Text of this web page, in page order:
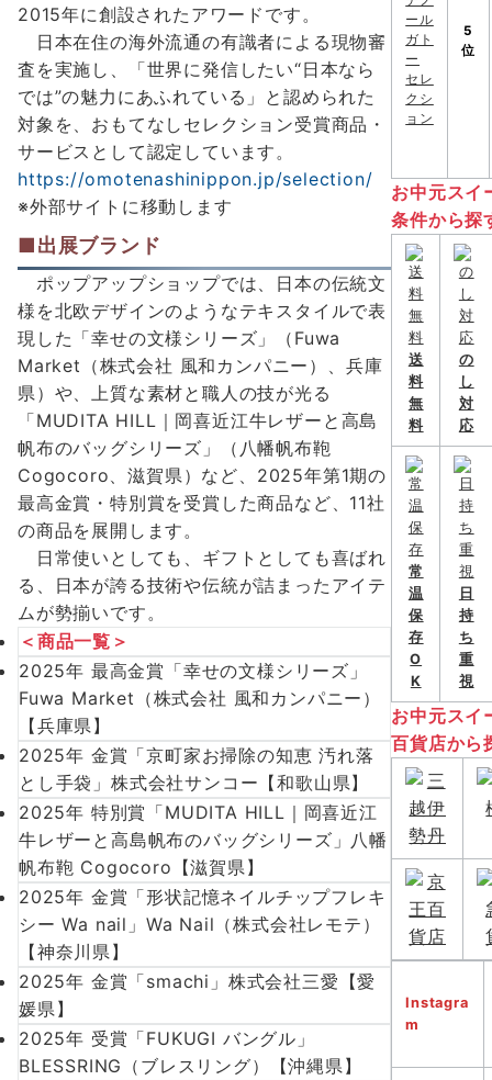
2015年に創設されたアワードです。
日本在住の海外流通の有識者による現物審
査を実施し、「世界に発信したい“日本なら
では”の魅力にあふれている」と認められた
対象を、おもてなしセレクション受賞商品・
サービスとして認定しています。
https://omotenashinippon.jp/selection/
※外部サイトに移動します
■出展ブランド
ポップアップショップでは、日本の伝統文
様を北欧デザインのようなテキスタイルで表
現した「幸せの文様シリーズ」（Fuwa
Market（株式会社 風和カンパニー）、兵庫
県）や、上質な素材と職人の技が光る
「MUDITA HILL｜岡喜近江牛レザーと高島
帆布のバッグシリーズ」（八幡帆布鞄
Cogocoro、滋賀県）など、2025年第1期の
最高金賞・特別賞を受賞した商品など、11社
の商品を展開します。
日常使いとしても、ギフトとしても喜ばれ
る、日本が誇る技術や伝統が詰まったアイテ
ムが勢揃いです。
＜商品一覧＞
2025年 最高金賞「幸せの文様シリーズ」
Fuwa Market（株式会社 風和カンパニー）
【兵庫県】
2025年 金賞「京町家お掃除の知恵 汚れ落
とし手袋」株式会社サンコー【和歌山県】
2025年 特別賞「MUDITA HILL｜岡喜近江
牛レザーと高島帆布のバッグシリーズ」八幡
帆布鞄 Cogocoro【滋賀県】
2025年 金賞「形状記憶ネイルチップフレキ
シー Wa nail」Wa Nail（株式会社レモテ）
【神奈川県】
2025年 金賞「smachi」株式会社三愛【愛
媛県】
2025年 受賞「FUKUGI バングル」
BLESSRING（ブレスリング）【沖縄県】
5
位
お中元スイ
条件から探
送
料
無
料
の
し
対
応
常
温
保
存
O
K
日
持
ち
重
視
お中元スイ
百貨店から
Instagra
m